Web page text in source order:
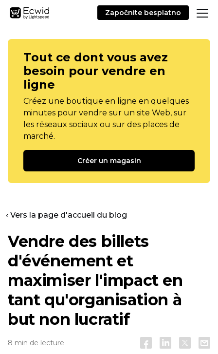
Započnite besplatno
Tout ce dont vous avez
besoin pour vendre en
ligne
Créez une boutique en ligne en quelques
minutes pour vendre sur un site Web, sur
les réseaux sociaux ou sur des places de
marché.
Créer un magasin
‹ Vers la page d'accueil du blog
Vendre des billets
d'événement et
maximiser l'impact en
tant qu'organisation à
but non lucratif
8 min de lecture